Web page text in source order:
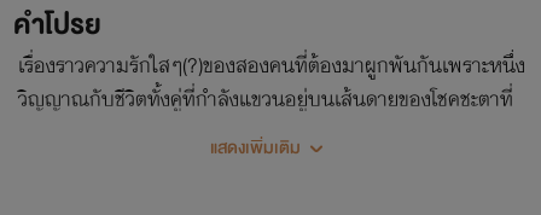
คำโปรย
เรื่องราวความรักใสๆ(?)ของสองคนที่ต้องมาผูกพันกันเพราะหนึ่ง
วิญญาณกับชีวิตทั้งคู่ที่กำลังแขวนอยู่บนเส้นดายของโชคชะตาที่
ถูกขีดเอาเพราะคนบางคนที่ถูกความโลภครอบงำ คดีการตายที่
แสดงเพิ่มเติม